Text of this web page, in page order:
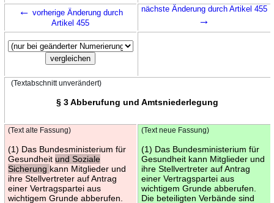
← vorherige Änderung durch
Artikel 455
nächste Änderung durch Artikel 455
→
(Textabschnitt unverändert)
§ 3 Abberufung und Amtsniederlegung
(Text alte Fassung)
(1) Das Bundesministerium für
Gesundheit und Soziale
Sicherung kann Mitglieder und
ihre Stellvertreter auf Antrag
einer Vertragspartei aus
wichtigem Grunde abberufen.
(Text neue Fassung)
(1) Das Bundesministerium für
Gesundheit kann Mitglieder und
ihre Stellvertreter auf Antrag
einer Vertragspartei aus
wichtigem Grunde abberufen.
Die beteiligten Verbände sind